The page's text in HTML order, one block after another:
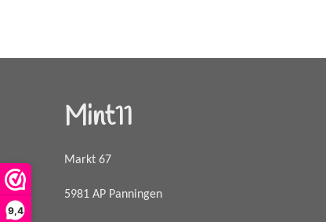
9,4
Mint11
Markt 67
5981 AP Panningen